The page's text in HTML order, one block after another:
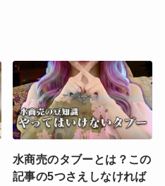
水商売のタブーとは？この
記事の5つさえしなければ